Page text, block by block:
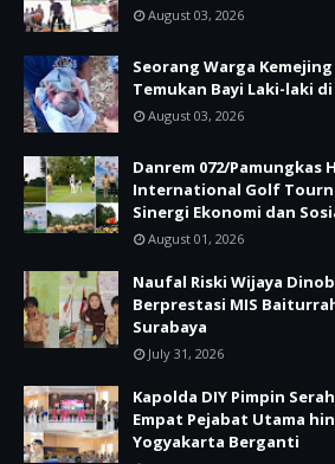
August 03, 2026
Seorang Warga
Temukan Bayi Laki-laki
August 03, 2026
Danrem 072/Pamungkas
International Golf
Sinergi Ekonomi dan
August 01, 2026
Naufal Riski Wijaya
Berprestasi MIS
Surabaya
July 31, 2026
Kapolda DIY Pimpin
Empat Pejabat Utama
Yogyakarta Berganti